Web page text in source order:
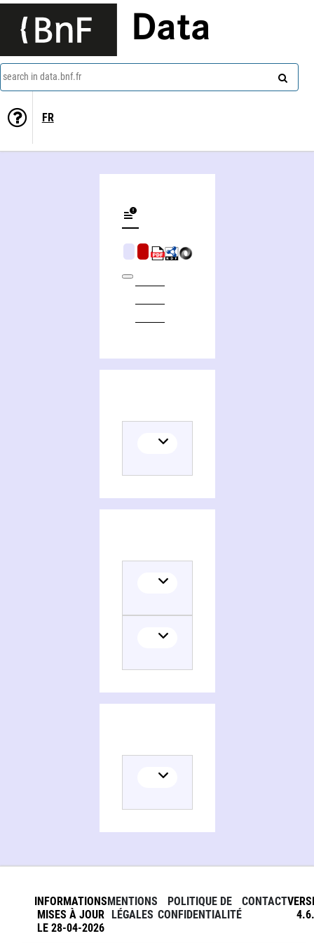
Data
search in data.bnf.fr
FR
INFORMATIONS
MISES À JOUR
LE 28-04-2026
MENTIONS
LÉGALES
POLITIQUE DE
CONFIDENTIALITÉ
CONTACT